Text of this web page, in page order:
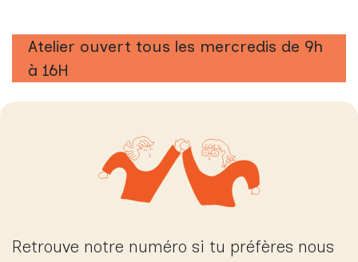
Atelier ouvert tous les mercredis de 9h
à 16H
Retrouve notre numéro si tu préfères nous